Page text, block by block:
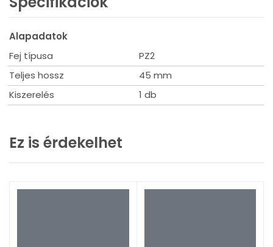
Alapadatok
Fej típusa
PZ2
Teljes hossz
45 mm
Kiszerelés
1 db
Ez is érdekelhet